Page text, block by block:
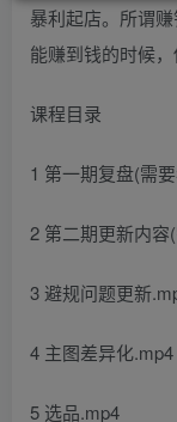
暴利起店。所谓
能赚到钱的时候，
课程目录
1 第一期复盘(需
2 第二期更新内容
3 避规问题更新
4 主图差异化.mp4
5 选品.mp4